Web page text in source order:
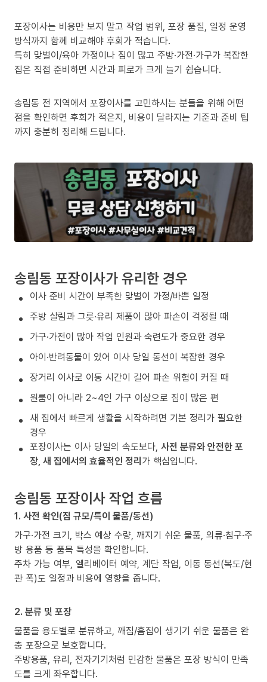
포장이사는 비용만 보지 말고 작업 범위, 포장 품질, 일정 운영
방식까지 함께 비교해야 후회가 적습니다.
특히 맞벌이/육아 가정이나 짐이 많고 주방·가전·가구가 복잡한
집은 직접 준비하면 시간과 피로가 크게 늘기 쉽습니다.
송림동 전 지역에서 포장이사를 고민하시는 분들을 위해 어떤
점을 확인하면 후회가 적은지, 비용이 달라지는 기준과 준비 팁
까지 충분히 정리해 드립니다.
송림동 포장이사가 유리한 경우
이사 준비 시간이 부족한 맞벌이 가정/바쁜 일정
주방 살림과 그릇·유리 제품이 많아 파손이 걱정될 때
가구·가전이 많아 작업 인원과 숙련도가 중요한 경우
아이·반려동물이 있어 이사 당일 동선이 복잡한 경우
장거리 이사로 이동 시간이 길어 파손 위험이 커질 때
원룸이 아니라 2~4인 가구 이상으로 짐이 많은 편
새 집에서 빠르게 생활을 시작하려면 기본 정리가 필요한
경우
포장이사는 이사 당일의 속도보다, 사전 분류와 안전한 포
장, 새 집에서의 효율적인 정리가 핵심입니다.
송림동 포장이사 작업 흐름
1. 사전 확인(짐 규모/특이 물품/동선)
가구·가전 크기, 박스 예상 수량, 깨지기 쉬운 물품, 의류·침구·주
방 용품 등 품목 특성을 확인합니다.
주차 가능 여부, 엘리베이터 예약, 계단 작업, 이동 동선(복도/현
관 폭)도 일정과 비용에 영향을 줍니다.
2. 분류 및 포장
물품을 용도별로 분류하고, 깨짐/흠집이 생기기 쉬운 물품은 완
충 포장으로 보호합니다.
주방용품, 유리, 전자기기처럼 민감한 물품은 포장 방식이 만족
도를 크게 좌우합니다.